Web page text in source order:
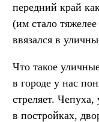
передний край
(им стало
ввязался в
Что такое
в городе у нас
стреляет.
в постройках,